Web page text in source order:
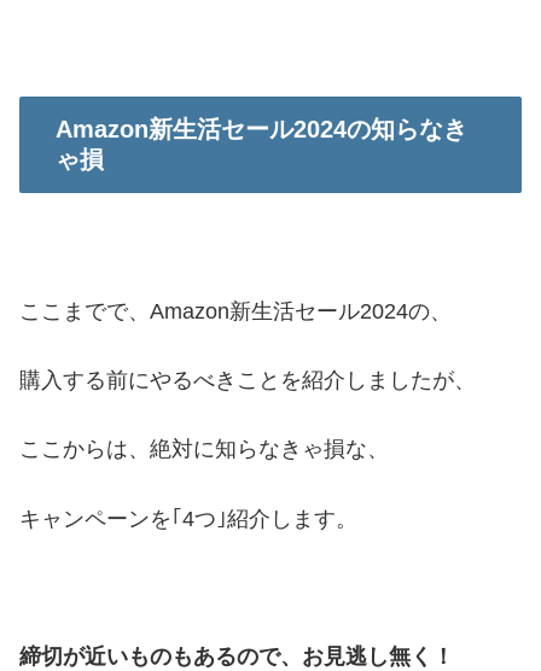
Amazon新生活セール2024の知らなき
ゃ損
ここまでで、Amazon新生活セール2024の、
購入する前にやるべきことを紹介しましたが、
ここからは、絶対に知らなきゃ損な、
キャンペーンを｢4つ｣紹介します。
締切が近いものもあるので、お見逃し無く！